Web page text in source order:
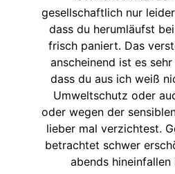
gesellschaftlich nur
dass du herumläufst
frisch paniert. Das
anscheinend ist es
dass du aus ich weiß
Umweltschutz oder
oder wegen der
lieber mal verzichtest.
betrachtet schwer
abends hineinfallen